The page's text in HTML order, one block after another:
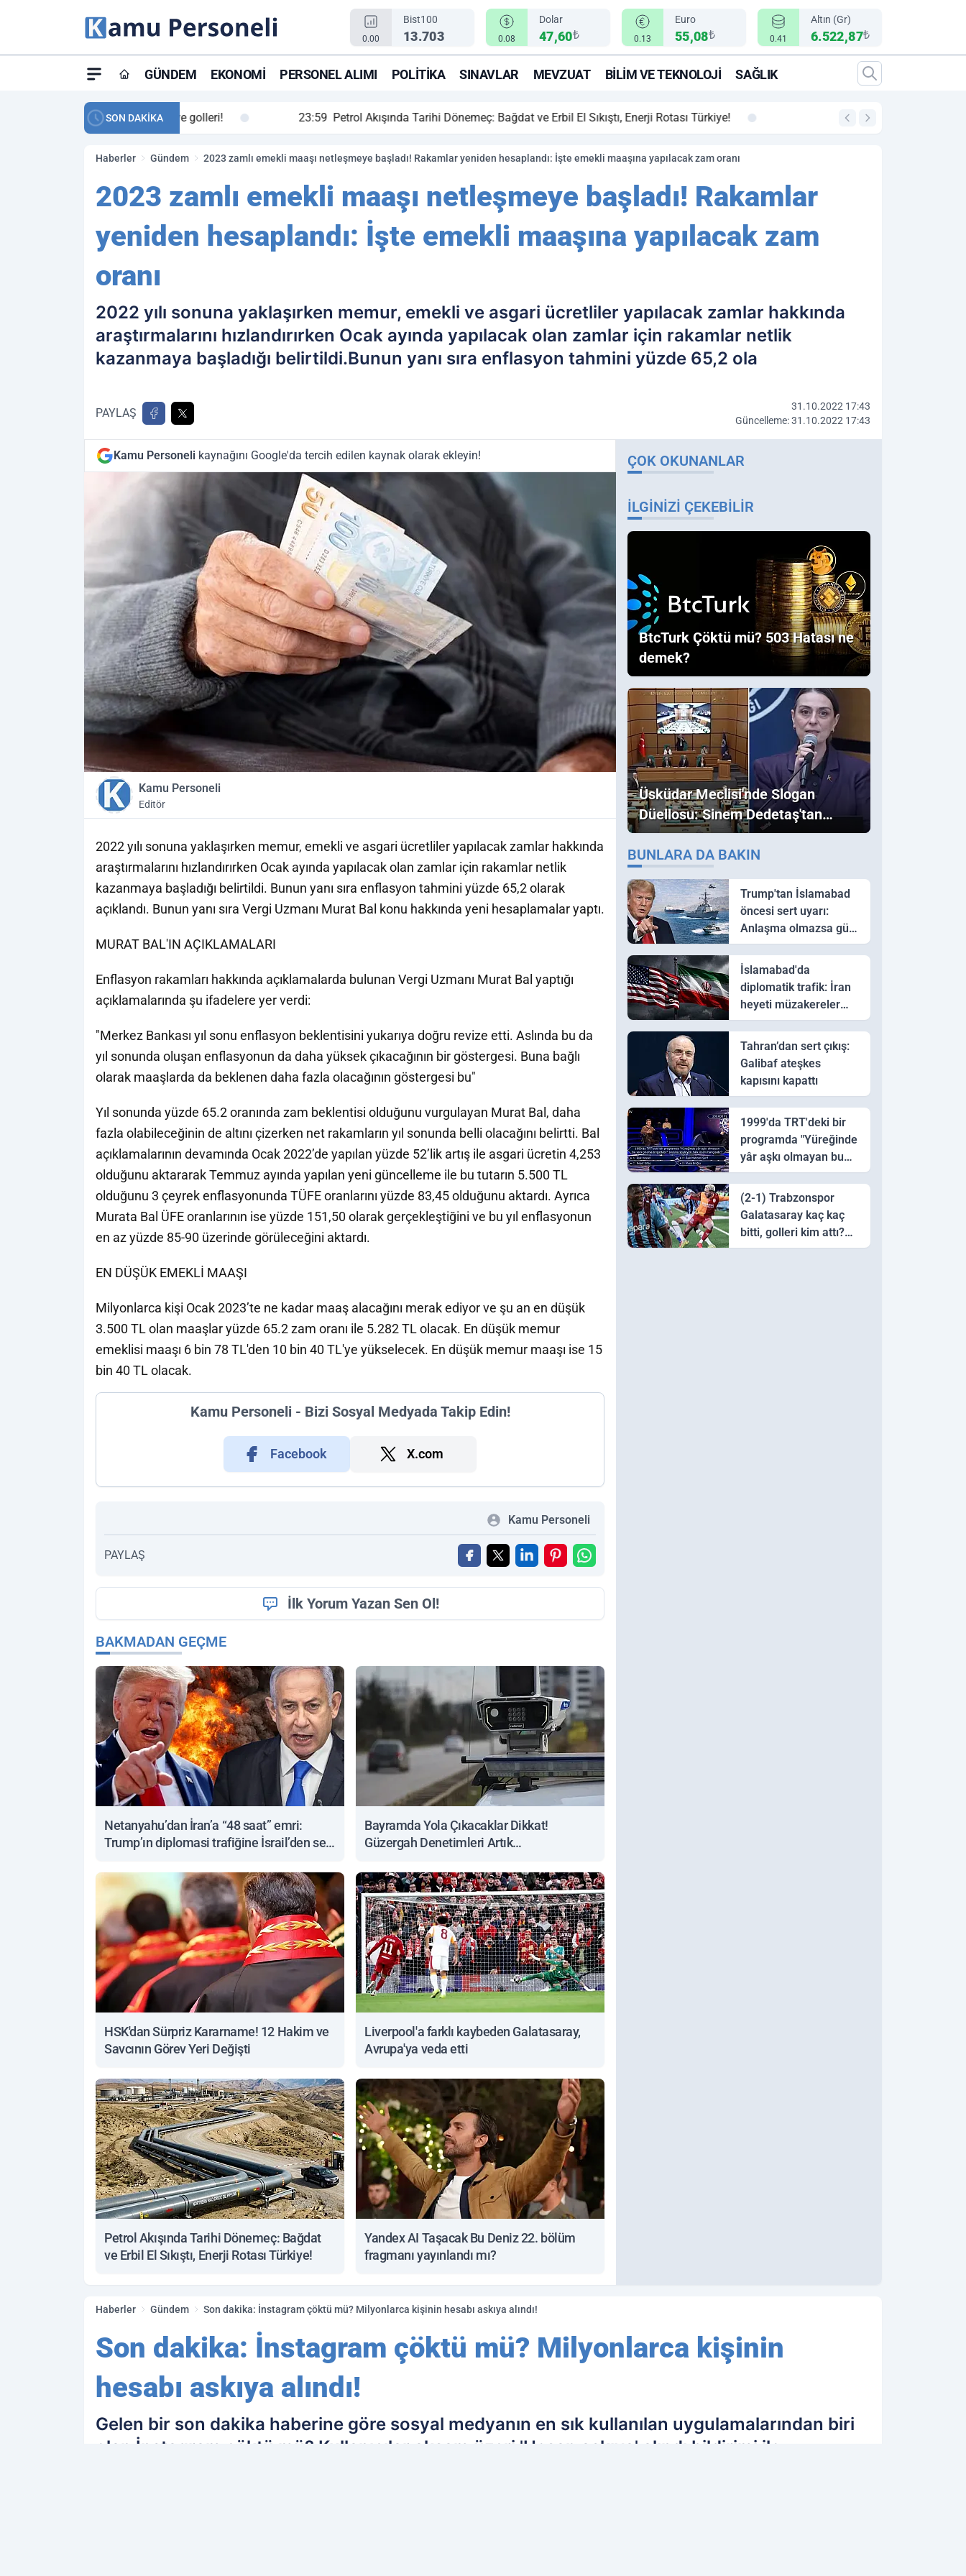
0.00
Bist100
13.703 0.08
Dolar
47,60₺ 0.13
Euro
55,08₺ 0.41
Altın (Gr)
6.522,87₺
GÜNDEM EKONOMI PERSONEL ALIMI POLITIKA SINAVLAR MEVZUAT BILIM VE TEKNOLOJI SAĞLIK
SON DAKİKA
maç özeti ve golleri! 23:59 Petrol Akışında Tarihi Dönemeç: Bağdat ve Erbil El Sıkıştı, Enerji Rotası Türkiye! 00:12
Haberler Gündem 2023 zamlı emekli maaşı netleşmeye başladı! Rakamlar yeniden hesaplandı: İşte emekli maaşına yapılacak zam oranı
2023 zamlı emekli maaşı netleşmeye başladı! Rakamlar
yeniden hesaplandı: İşte emekli maaşına yapılacak zam
oranı
2022 yılı sonuna yaklaşırken memur, emekli ve asgari ücretliler yapılacak zamlar hakkında
araştırmalarını hızlandırırken Ocak ayında yapılacak olan zamlar için rakamlar netlik
kazanmaya başladığı belirtildi.Bunun yanı sıra enflasyon tahmini yüzde 65,2 ola
PAYLAŞ
31.10.2022 17:43
Güncelleme: 31.10.2022 17:43
Kamu Personeli kaynağını Google'da tercih edilen kaynak olarak ekleyin!
Kamu Personeli
Editör
2022 yılı sonuna yaklaşırken memur, emekli ve asgari ücretliler yapılacak zamlar hakkında
araştırmalarını hızlandırırken Ocak ayında yapılacak olan zamlar için rakamlar netlik
kazanmaya başladığı belirtildi. Bunun yanı sıra enflasyon tahmini yüzde 65,2 olarak
açıklandı. Bunun yanı sıra Vergi Uzmanı Murat Bal konu hakkında yeni hesaplamalar yaptı.
MURAT BAL'IN AÇIKLAMALARI
Enflasyon rakamları hakkında açıklamalarda bulunan Vergi Uzmanı Murat Bal yaptığı
açıklamalarında şu ifadelere yer verdi:
"Merkez Bankası yıl sonu enflasyon beklentisini yukarıya doğru revize etti. Aslında bu da
yıl sonunda oluşan enflasyonun da daha yüksek çıkacağının bir göstergesi. Buna bağlı
olarak maaşlarda da beklenen daha fazla olacağının göstergesi bu"
Yıl sonunda yüzde 65.2 oranında zam beklentisi olduğunu vurgulayan Murat Bal, daha
fazla olabileceğinin de altını çizerken net rakamların yıl sonunda belli olacağını belirtti. Bal
açıklamalarının devamında Ocak 2022’de yapılan yüzde 52’lik artış ile asgari ücretin 4,253
olduğunu aktararak Temmuz ayında yapılan yeni güncelleme ile bu tutarın 5.500 TL
olduğunu 3 çeyrek enflasyonunda TÜFE oranlarını yüzde 83,45 olduğunu aktardı. Ayrıca
Murata Bal ÜFE oranlarının ise yüzde 151,50 olarak gerçekleştiğini ve bu yıl enflasyonun
en az yüzde 85-90 üzerinde görüleceğini aktardı.
EN DÜŞÜK EMEKLİ MAAŞI
Milyonlarca kişi Ocak 2023’te ne kadar maaş alacağını merak ediyor ve şu an en düşük
3.500 TL olan maaşlar yüzde 65.2 zam oranı ile 5.282 TL olacak. En düşük memur
emeklisi maaşı 6 bin 78 TL'den 10 bin 40 TL'ye yükselecek. En düşük memur maaşı ise 15
bin 40 TL olacak.
Kamu Personeli - Bizi Sosyal Medyada Takip Edin!
Facebook X.com
Kamu Personeli
PAYLAŞ
İlk Yorum Yazan Sen Ol!
BAKMADAN GEÇME
Netanyahu’dan İran’a “48 saat” emri:
Trump’ın diplomasi trafiğine İsrail’den sert
Bayramda Yola Çıkacaklar Dikkat!
Güzergah Denetimleri Artık
HSK'dan Sürpriz Kararname! 12 Hakim ve
Savcının Görev Yeri Değişti
Liverpool'a farklı kaybeden Galatasaray,
Avrupa'ya veda etti
Petrol Akışında Tarihi Dönemeç: Bağdat
ve Erbil El Sıkıştı, Enerji Rotası Türkiye!
Yandex AI Taşacak Bu Deniz 22. bölüm
fragmanı yayınlandı mı?
ÇOK OKUNANLAR
İLGINIZI ÇEKEBILIR
BtcTurk Çöktü mü? 503 Hatası ne
demek?
Üsküdar Meclisi'nde Slogan
Düellosu: Sinem Dedetaş'tan
Ezber Bozan "Erdoğan" ve
"İmamoğlu" Çıkışı!
BUNLARA DA BAKIN
Trump'tan İslamabad
öncesi sert uyarı:
Anlaşma olmazsa güç
kullanırız
İslamabad'da
diplomatik trafik: İran
heyeti müzakereler
için Pakistan'a ulaştı
Tahran’dan sert çıkış:
Galibaf ateşkes
kapısını kapattı
1999'da TRT'deki bir
programda "Yüreğinde
yâr aşkı olmayan bu
sazı çalarsa tingirdatır"
sözünü söyleyen halk
ozanı hangisidir?
(2-1) Trabzonspor
Galatasaray kaç kaç
bitti, golleri kim attı?
Trabzonspor
Haberler Gündem Son dakika: İnstagram çöktü mü? Milyonlarca kişinin hesabı askıya alındı!
Son dakika: İnstagram çöktü mü? Milyonlarca kişinin
hesabı askıya alındı!
Gelen bir son dakika haberine göre sosyal medyanın en sık kullanılan uygulamalarından biri
olan İnstagram çöktü mü? Kullanıcılar akşam üzeri 'Hesap askıya' alındı bildirimi ile